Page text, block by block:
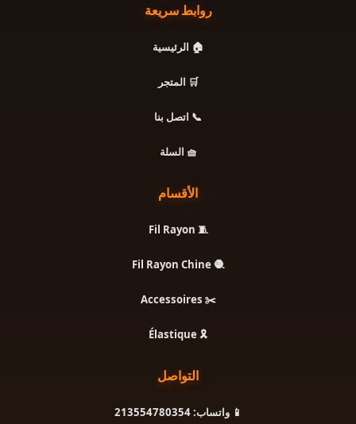
روابط سريعة
🏠 الرئيسية
🛒 المتجر
📞 اتصل بنا
🧺 السلة
الأقسام
🧵 Fil Rayon
🧶 Fil Rayon Chine
✂️ Accessoires
🎗️ Élastique
التواصل
📱 واتساب: 213554780354